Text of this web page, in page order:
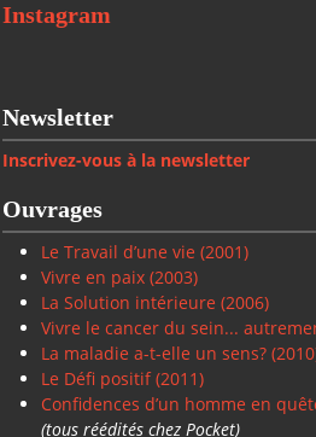
Instagram
Newsletter
Inscrivez-vous à la newsletter
Ouvrages
Le Travail d’une vie (2001)
Vivre en paix (2003)
La Solution intérieure (2006)
Vivre le cancer du sein...
La maladie a-t-elle un sens?
Le Défi positif(2011)
Confidences d’un homme en
(tous réédités chez Pocket)